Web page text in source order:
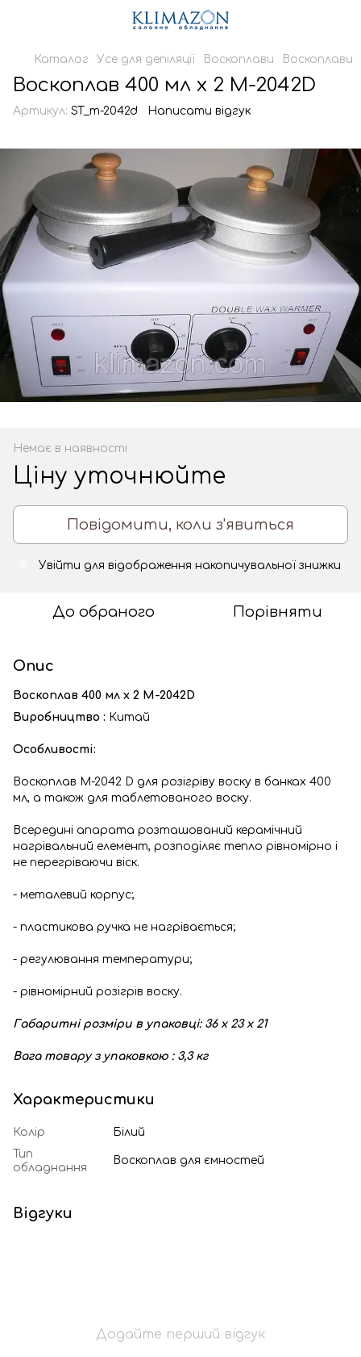
Каталог Усе для депіляції Воскоплави Воскоплави
Воскоплав 400 мл х 2 M-2042D
Артикул: ST_m-2042d Написати відгук
Немає в наявності
Ціну уточнюйте
Повідомити, коли з'явиться
Увійти для відображення накопичувальної знижки
До обраного Порівняти
Опис
Воскоплав 400 мл х 2 M-2042D
Виробництво : Китай
Особливості:
Воскоплав М-2042 D для розігріву воску в банках 400
мл, а також для таблетованого воску.
Всередині апарата розташований керамічний
нагрівальний елемент, розподіляє тепло рівномірно і
не перегріваючи віск.
- металевий корпус;
- пластикова ручка не нагрівається;
- регулювання температури;
- рівномірний розігрів воску.
Габаритні розміри в упаковці: 36 х 23 х 21
Вага товару з упаковкою : 3,3 кг
Характеристики
Колір
Білий
Тип
обладнання
Воскоплав для ємностей
Відгуки
Додайте перший відгук